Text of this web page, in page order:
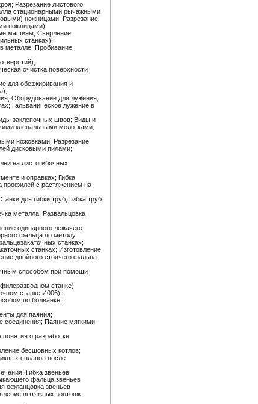
Разрезание листового
стационарными рычажными
ножницами; Разрезание
ножницами);
машины; Сверление
станках);
металле; Пробивание
очистка поверхности
для обезжиривания и
Оборудование для лужения;
Гальваническое лужение в
заклепочных швов; Виды и
клепальными молотками;
ножовками; Разрезание
дисковыми пилами;
на листогибочных
и оправках; Гибка
профилей с растяжением на
для гибки труб; Гибка труб
металла; Развальцовка
одинарного лежачего
фальца по методу
станках;
станках; Изготовление
двойного стоячего фальца
способом при помощи
станке);
станке И006);
по болванке;
для паяния;
соединения; Паяние мягкими
о разработке
бесшовных котлов;
сплавов после
Гибка звеньев
фальца звеньев
офланцовка звеньев
вытяжных зонтовж